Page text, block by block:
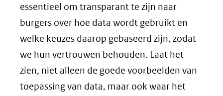
essentieel om transparant te zijn naar
burgers over hoe data wordt gebruikt en
welke keuzes daarop gebaseerd zijn, zodat
we hun vertrouwen behouden. Laat het
zien, niet alleen de goede voorbeelden van
toepassing van data, maar ook waar het